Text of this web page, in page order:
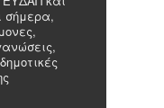
σήμερα,